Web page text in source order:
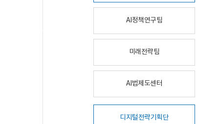
AI정책연구팀
미래전략팀
AI법제도센터
디지털전략기획단